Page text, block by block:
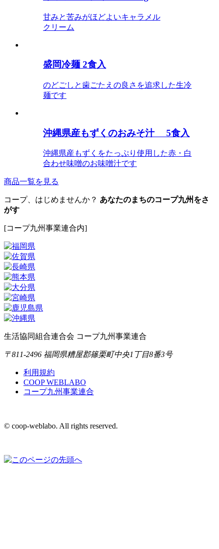
甘みと苦みがほどよいキャラメル
クリーム
盛岡冷麺 2食入
のどごしと歯ごたえの良さを追求した生冷
麺です
沖縄県産もずくのおみそ汁 5食入
沖縄県産もずくをたっぷり使用した赤・白
合わせ味噌のお味噌汁です
商品一覧を見る
コープ、はじめませんか？ あなたのまちのコープ九州をさ
がす
[コープ九州事業連合内]
生活協同組合連合会 コープ九州事業連合
〒811-2496 福岡県糟屋郡篠栗町中央1丁目8番3号
利用規約
COOP WEBLABO
コープ九州事業連合
© coop-weblabo. All rights reserved.